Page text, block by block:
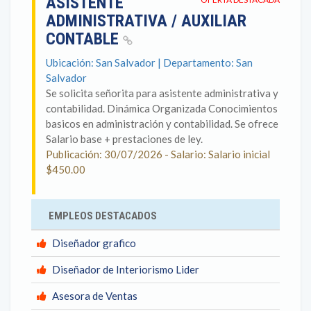
ADMINISTRATIVA / AUXILIAR
CONTABLE
Ubicación: San Salvador | Departamento: San
Salvador
Se solicita señorita para asistente administrativa y
contabilidad. Dinámica Organizada Conocimientos
basicos en administración y contabilidad. Se ofrece
Salario base + prestaciones de ley.
Publicación: 30/07/2026 - Salario: Salario inicial
$450.00
EMPLEOS DESTACADOS
Diseñador grafico
Diseñador de Interiorismo Lider
Asesora de Ventas